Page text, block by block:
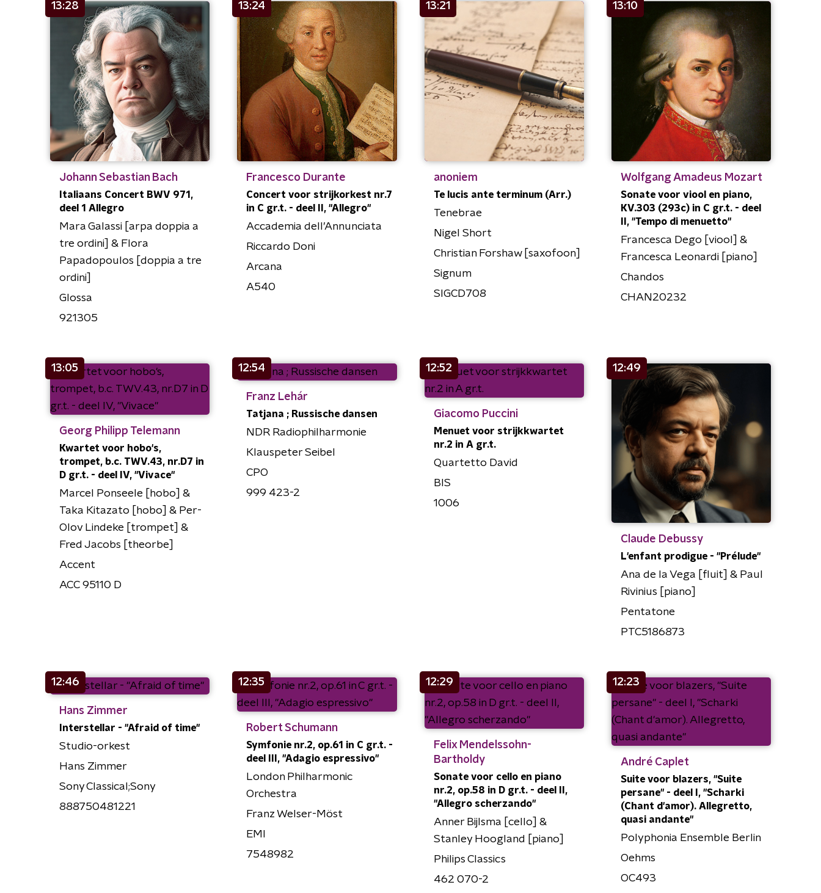
13:28
Johann Sebastian Bach
Italiaans Concert BWV 971,
deel 1 Allegro
Mara Galassi [arpa doppia a
tre ordini] & Flora
Papadopoulos [doppia a tre
ordini]
Glossa
921305
13:24
Francesco Durante
Concert voor strijkorkest nr.7
in C gr.t. - deel II, "Allegro"
Accademia dell’Annunciata
Riccardo Doni
Arcana
A540
13:21
anoniem
Te lucis ante terminum (Arr.)
Tenebrae
Nigel Short
Christian Forshaw [saxofoon]
Signum
SIGCD708
13:10
Wolfgang Amadeus Mozart
Sonate voor viool en piano,
KV.303 (293c) in C gr.t. - deel
II, "Tempo di menuetto"
Francesca Dego [viool] &
Francesca Leonardi [piano]
Chandos
CHAN20232
13:05
Georg Philipp Telemann
Kwartet voor hobo's,
trompet, b.c. TWV.43, nr.D7 in
D gr.t. - deel IV, "Vivace"
Marcel Ponseele [hobo] &
Taka Kitazato [hobo] & Per-
Olov Lindeke [trompet] &
Fred Jacobs [theorbe]
Accent
ACC 95110 D
12:54
Franz Lehár
Tatjana ; Russische dansen
NDR Radiophilharmonie
Klauspeter Seibel
CPO
999 423-2
12:52
Giacomo Puccini
Menuet voor strijkkwartet
nr.2 in A gr.t.
Quartetto David
BIS
1006
12:49
Claude Debussy
L'enfant prodigue - "Prélude"
Ana de la Vega [fluit] & Paul
Rivinius [piano]
Pentatone
PTC5186873
12:46
Hans Zimmer
Interstellar - ''Afraid of time''
Studio-orkest
Hans Zimmer
Sony Classical;Sony
888750481221
12:35
Robert Schumann
Symfonie nr.2, op.61 in C gr.t. -
deel III, "Adagio espressivo"
London Philharmonic
Orchestra
Franz Welser-Möst
EMI
7548982
12:29
Felix Mendelssohn-
Bartholdy
Sonate voor cello en piano
nr.2, op.58 in D gr.t. - deel II,
"Allegro scherzando"
Anner Bijlsma [cello] &
Stanley Hoogland [piano]
Philips Classics
462 070-2
12:23
André Caplet
Suite voor blazers, "Suite
persane" - deel I, "Scharki
(Chant d'amor). Allegretto,
quasi andante"
Polyphonia Ensemble Berlin
Oehms
OC493